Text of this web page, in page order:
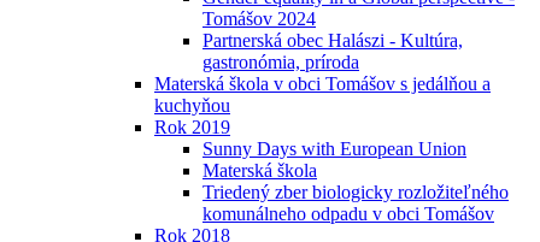
Tomášov 2024
Partnerská obec Halászi - Kultúra,
gastronómia, príroda
Materská škola v obci Tomášov s jedálňou a
kuchyňou
Rok 2019
Sunny Days with European Union
Materská škola
Triedený zber biologicky rozložiteľného
komunálneho odpadu v obci Tomášov
Rok 2018